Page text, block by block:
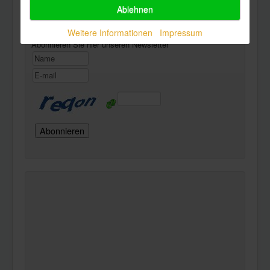
Newsletter
Abonnieren Sie hier unseren Newsletter
Ablehnen
Weitere Informationen
Impressum